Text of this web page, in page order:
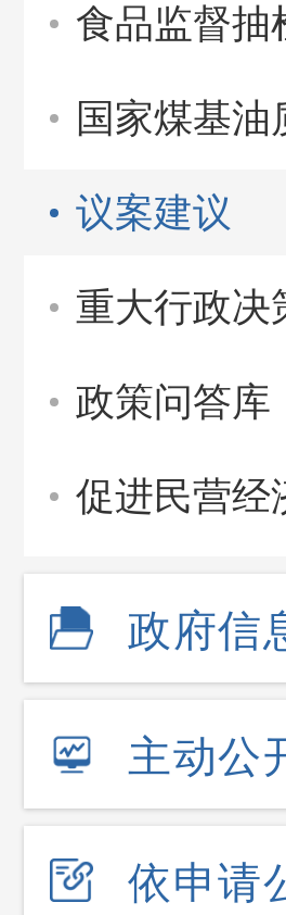
食品监督抽
国家煤基
议案建议
重大行政决
政策问答库
促进民营经
政府信
主动公
依申请